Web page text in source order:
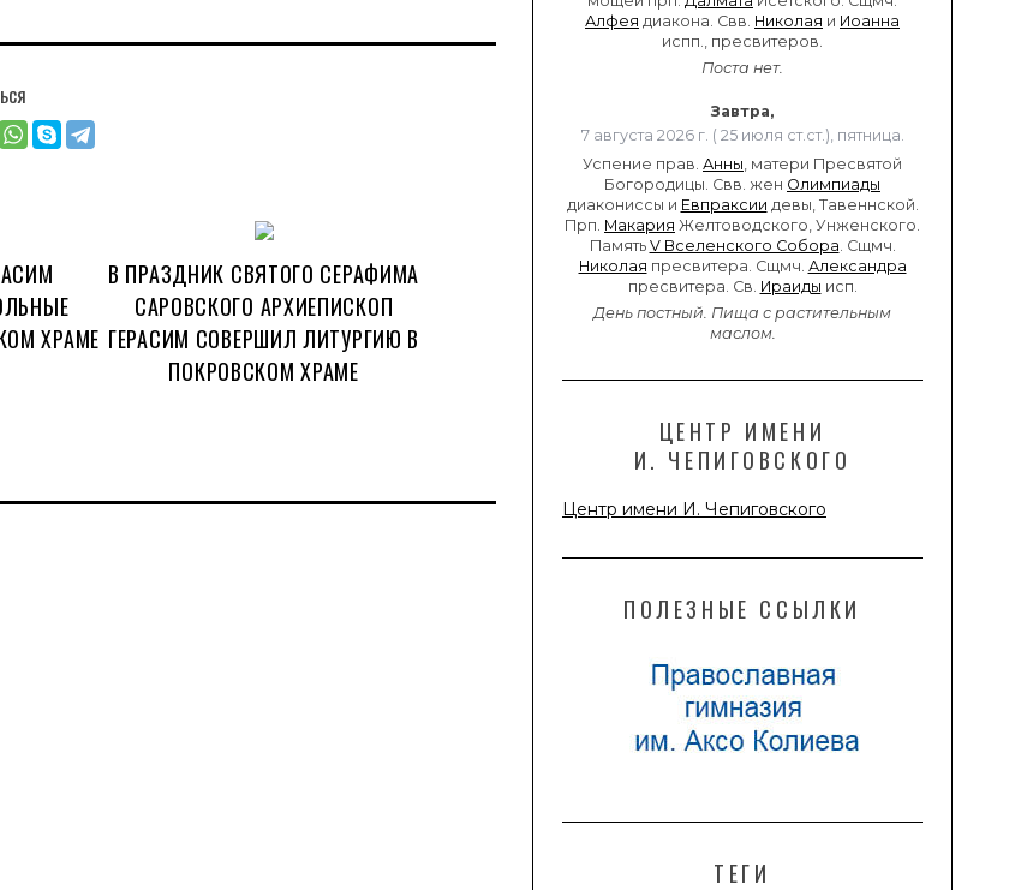
Алфея диакона. Свв. Николая и Иоанна
испп., пресвитеров.
Поста нет.
Завтра,
7 августа 2026 г. ( 25 июля ст.ст.), пятница.
Успение прав. Анны , матери Пресвятой
Богородицы. Свв. жен Олимпиады
диакониссы и Евпраксии девы, Тавеннской.
Прп. Макария Желтоводского, Унженского.
Память V Вселенского Собора . Сщмч.
Николая пресвитера. Сщмч. Александра
пресвитера. Св. Ираиды исп.
День постный. Пища с растительным
маслом.
ЦЕНТР ИМЕНИ
И. ЧЕПИГОВСКОГО
Центр имени И. Чепиговского
ПОЛЕЗНЫЕ ССЫЛКИ
ТЕГИ
ХРАМЕ
В ПРАЗДНИК СВЯТОГО СЕРАФИМА
САРОВСКОГО АРХИЕПИСКОП
ГЕРАСИМ СОВЕРШИЛ ЛИТУРГИЮ В
ПОКРОВСКОМ ХРАМЕ